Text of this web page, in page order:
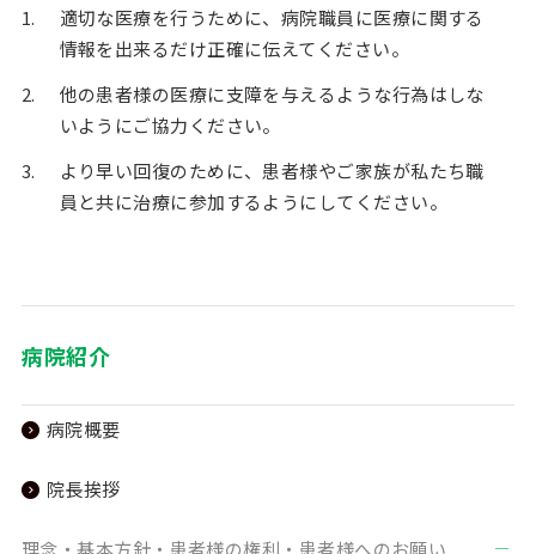
適切な医療を行うために、病院職員に医療に関する
情報を出来るだけ正確に伝えてください。
他の患者様の医療に支障を与えるような行為はしな
いようにご協力ください。
より早い回復のために、患者様やご家族が私たち職
員と共に治療に参加するようにしてください。
病院紹介
病院概要
院長挨拶
理念・基本方針・患者様の権利・患者様へのお願い